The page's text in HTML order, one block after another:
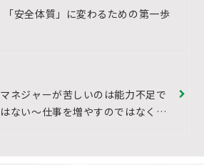
「安全体質」に変わるための第一歩
マネジャーが苦しいのは能力不足で
はない～仕事を増やすのではなく役